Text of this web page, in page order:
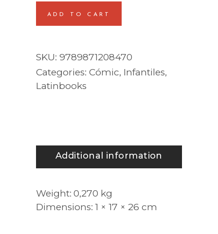
ADD TO CART
SKU: 9789871208470
Categories: Cómic, Infantiles,
Latinbooks
Additional information
Weight 0,270 kg
Dimensions 1 × 17 × 26 cm